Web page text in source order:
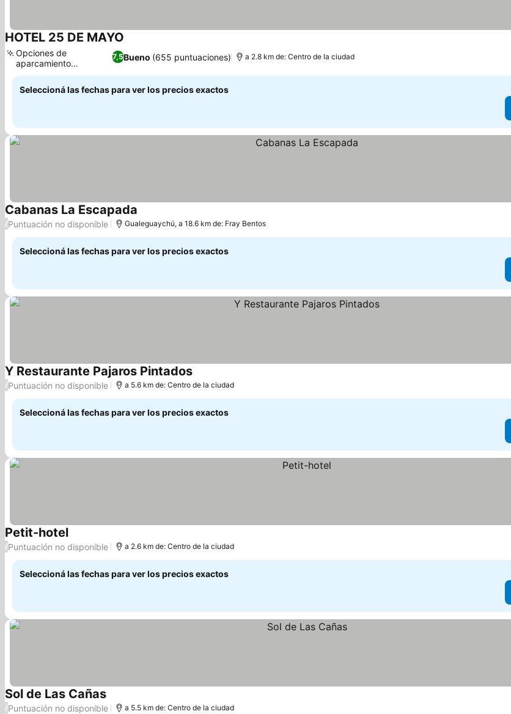
HOTEL 25 DE MAYO
7,5Bueno (655 puntuaciones)
Opciones de
aparcamiento
convenientes
a 2.8 km de: Centro de la ciudad
Seleccioná las fechas para ver los precios exactos
Cabanas La Escapada
/Puntuación no disponible Gualeguaychú, a 18.6 km de: Fray Bentos
Seleccioná las fechas para ver los precios exactos
Y Restaurante Pajaros Pintados
/Puntuación no disponible a 5.6 km de: Centro de la ciudad
Seleccioná las fechas para ver los precios exactos
Petit-hotel
/Puntuación no disponible a 2.6 km de: Centro de la ciudad
Seleccioná las fechas para ver los precios exactos
Sol de Las Cañas
/Puntuación no disponible a 5.5 km de: Centro de la ciudad